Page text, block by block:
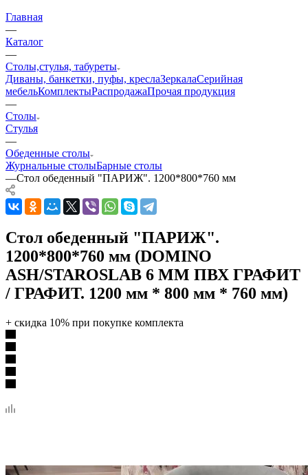
Главная
—
Каталог
—
Столы,стулья, табуреты
Диваны, банкетки, пуфы, креслаЗеркалаСерийная
мебельКомплектыРаспродажаПрочая продукция
—
Столы
Стулья
—
Обеденные столы
Журнальные столыБарные столы
—Стол обеденный "ПАРИЖ". 1200*800*760 мм
Стол обеденный "ПАРИЖ".
1200*800*760 мм (DOMINO
ASH/STAROSLAB 6 ММ ПВХ ГРАФИТ
/ ГРАФИТ. 1200 мм * 800 мм * 760 мм)
+ скидка 10% при покупке комплекта